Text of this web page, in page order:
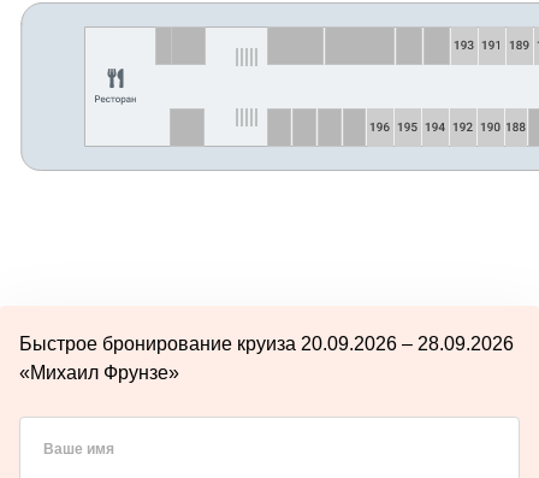
Быстрое бронирование круиза 20.09.2026 – 28.09.2026
«Михаил Фрунзе»
Ваше имя